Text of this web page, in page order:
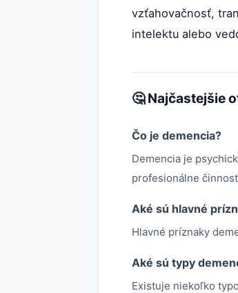
vzťahovačnosť,
intelektu alebo
🤔 Najčastejšie
Čo je demencia?
Demencia je
profesionálne
Aké sú hlavné
Hlavné príznaky
Aké sú typy
Existuje niekoľko